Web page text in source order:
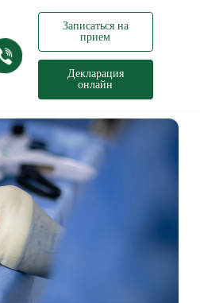
Записаться на
прием
Декларация
онлайн